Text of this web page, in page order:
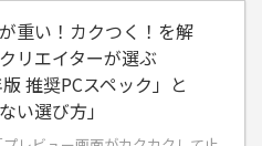
重い！カクつく！を解
リエイターが選ぶ
版 推奨PCスペック」と
い選び方」